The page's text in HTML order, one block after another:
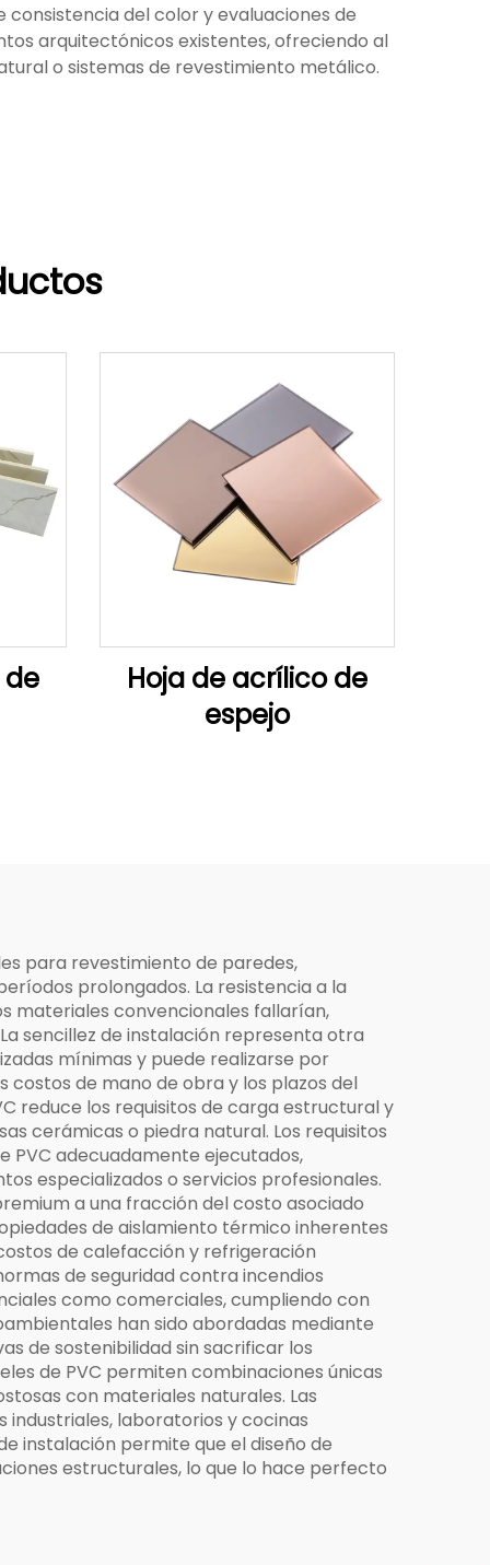
consistencia del color y evaluaciones de
arquitectónicos existentes, ofreciendo al
o sistemas de revestimiento metálico.
Hoja de acrílico de
espejo
para revestimiento de paredes,
prolongados. La resistencia a la
materiales convencionales fallarían,
sencillez de instalación representa otra
mínimas y puede realizarse por
de mano de obra y los plazos del
reduce los requisitos de carga estructural y
cerámicas o piedra natural. Los requisitos
PVC adecuadamente ejecutados,
especializados o servicios profesionales.
a una fracción del costo asociado
de aislamiento térmico inherentes
de calefacción y refrigeración
de seguridad contra incendios
como comerciales, cumpliendo con
han sido abordadas mediante
de sostenibilidad sin sacrificar los
de PVC permiten combinaciones únicas
con materiales naturales. Las
industriales, laboratorios y cocinas
instalación permite que el diseño de
estructurales, lo que lo hace perfecto